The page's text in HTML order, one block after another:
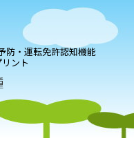
防・運転免許認知機能
ント